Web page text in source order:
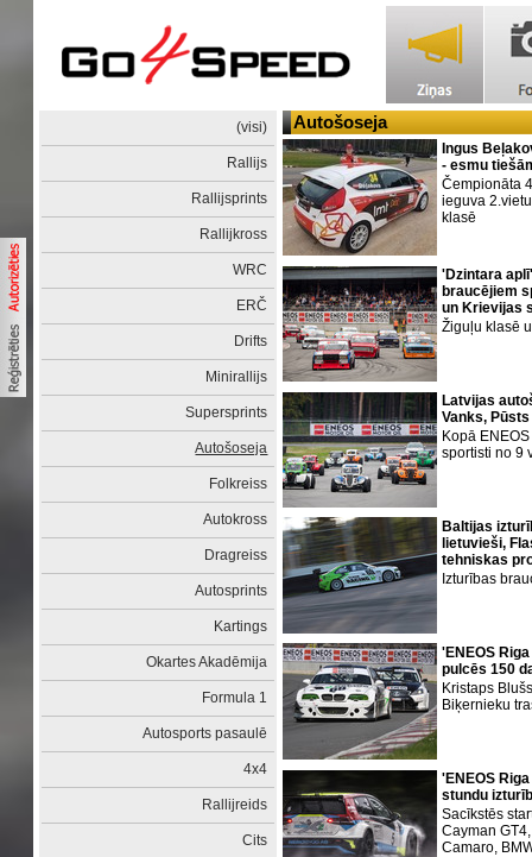
(visi)
Rallijs
Rallijsprints
Rallijkross
WRC
ERČ
Drifts
Minirallijs
Supersprints
Autošoseja
Folkreiss
Autokross
Dragreiss
Autosprints
Kartings
Okartes Akadēmija
Formula 1
Autosports pasaulē
4x4
Rallijreids
Cits
Autošoseja
Ingus
- esmu
Čempionāta
ieguva
klasē
'Dzintara
braucējiem
un Krievijas
Žiguļu klasē
Latvijas
Vanks,
Kopā
sportisti no 9
Baltijas
lietuvieši,
tehniskas
Izturības
'ENEOS
pulcēs 150
Kristaps
Biķernieku
'ENEOS
stundu
Sacīkstēs
Cayman
Camaro,